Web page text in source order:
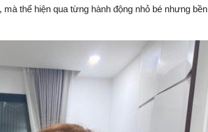
thể hiện qua từng hành động nhỏ bé nhưng bền